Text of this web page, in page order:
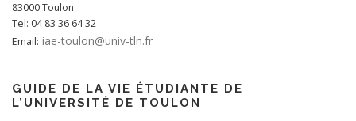
83000 Toulon
Tel: 04 83 36 64 32
Email: iae-toulon@univ-tln.fr
GUIDE DE LA VIE ÉTUDIANTE DE
L’UNIVERSITÉ DE TOULON